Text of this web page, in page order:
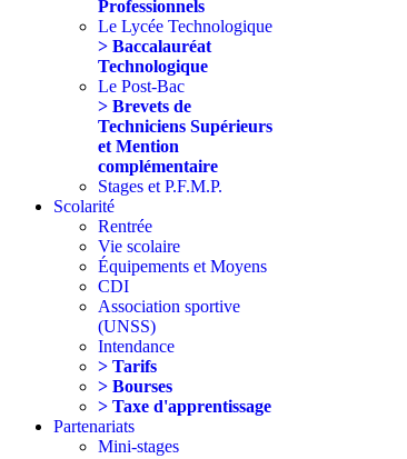
Professionnels
Le Lycée Technologique
> Baccalauréat
Technologique
Le Post-Bac
> Brevets de
Techniciens Supérieurs
et Mention
complémentaire
Stages et P.F.M.P.
Scolarité
Rentrée
Vie scolaire
Équipements et Moyens
CDI
Association sportive
(UNSS)
Intendance
> Tarifs
> Bourses
> Taxe d'apprentissage
Partenariats
Mini-stages